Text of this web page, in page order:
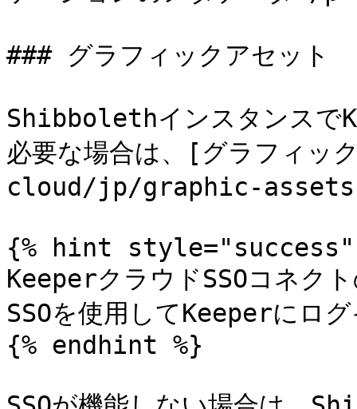
### グラフィックアセット
Shibbolethインスタンスで
必要な場合は、[グラフィ
cloud/jp/graphic-
{% hint style="success"
KeeperクラウドSSOコネク
SSOを使用してKeeperにロ
{% endhint %}